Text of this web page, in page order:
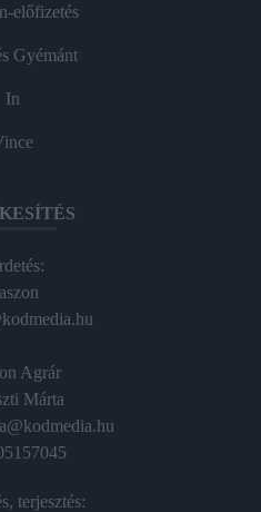
előfizetés
Gyémánt
In
Agrár
Márta
terjesztés: